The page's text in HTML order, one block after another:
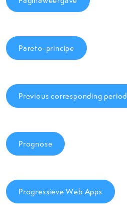
Pareto-principe
Previous corresponding period
Prognose
Progressieve Web Apps